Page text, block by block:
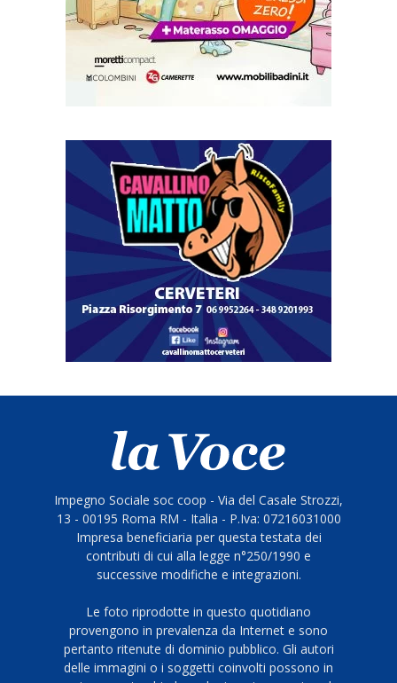
Impegno Sociale soc coop - Via del Casale Strozzi,
13 - 00195 Roma RM - Italia - P.Iva: 07216031000
Impresa beneficiaria per questa testata dei
contributi di cui alla legge n°250/1990 e
successive modifiche e integrazioni.
Le foto riprodotte in questo quotidiano
provengono in prevalenza da Internet e sono
pertanto ritenute di dominio pubblico. Gli autori
delle immagini o i soggetti coinvolti possono in